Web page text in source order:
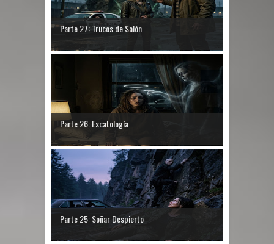
Parte 27: Trucos de Salón
Parte 26: Escatología
Parte 25: Soñar Despierto